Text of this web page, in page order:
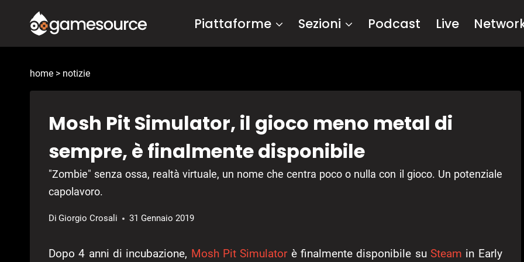
contenuto
Piattaforme Sezioni Podcast Live
home > notizie
Mosh Pit Simulator, il gioco meno metal di
sempre, è finalmente disponibile
"Zombie" senza ossa, realtà virtuale, un nome che centra poco o nulla con il gioco. Un potenziale
capolavoro.
Di Giorgio Crosali 31 Gennaio 2019
Dopo 4 anni di incubazione, Mosh Pit Simulatorè finalmente disponibile suSteam in Early